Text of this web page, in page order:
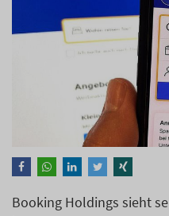
Booking Holdings sieht